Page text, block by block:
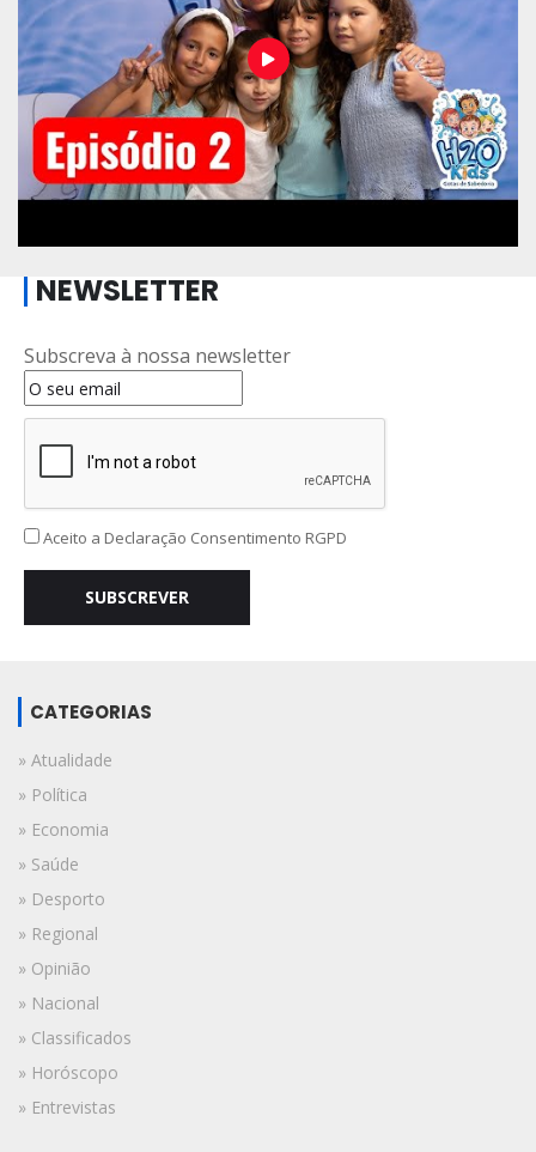
NEWSLETTER
Subscreva à nossa newsletter
Aceito a Declaração Consentimento RGPD
SUBSCREVER
CATEGORIAS
» Atualidade
» Política
» Economia
» Saúde
» Desporto
» Regional
» Opinião
» Nacional
» Classificados
» Horóscopo
» Entrevistas